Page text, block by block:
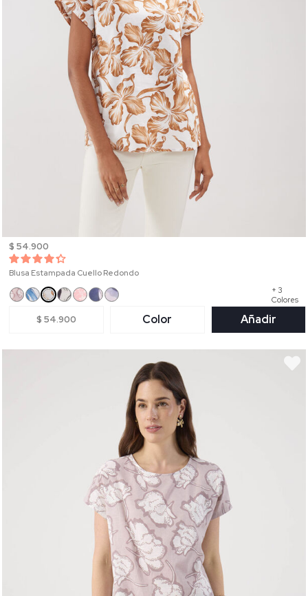
$ 54.900
Blusa Estampada Cuello Redondo
+ 3
Colores
$ 54.900 Color Añadir